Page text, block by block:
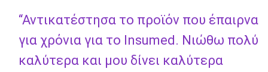
“Αντικατέστησα το προϊόν που έπαιρνα
για χρόνια για το Insumed. Νιώθω πολύ
καλύτερα και μου δίνει καλύτερα